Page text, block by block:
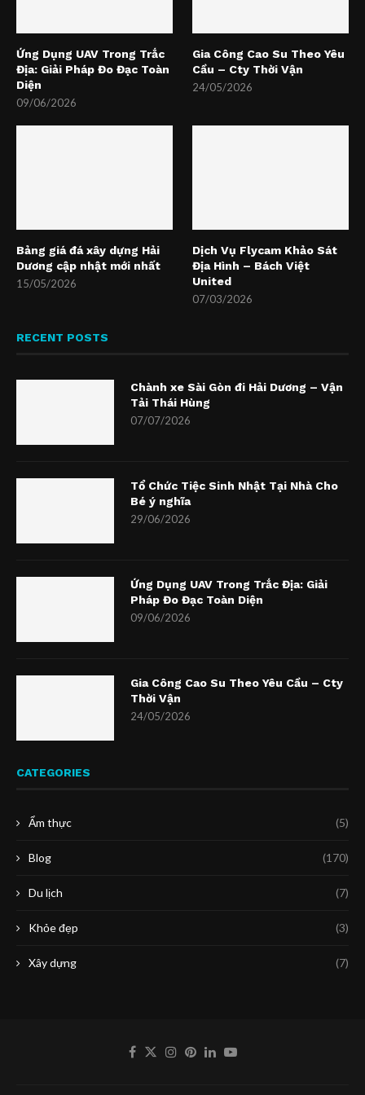
Ứng Dụng UAV Trong Trắc
Địa: Giải Pháp Đo Đạc Toàn
Diện
09/06/2026
Gia Công Cao Su Theo Yêu
Cầu – Cty Thời Vận
24/05/2026
Bảng giá đá xây dựng Hải
Dương cập nhật mới nhất
15/05/2026
Dịch Vụ Flycam Khảo Sát
Địa Hình – Bách Việt
United
07/03/2026
RECENT POSTS
Chành xe Sài Gòn đi Hải Dương – Vận
Tải Thái Hùng
07/07/2026
Tổ Chức Tiệc Sinh Nhật Tại Nhà Cho
Bé ý nghĩa
29/06/2026
Ứng Dụng UAV Trong Trắc Địa: Giải
Pháp Đo Đạc Toàn Diện
09/06/2026
Gia Công Cao Su Theo Yêu Cầu – Cty
Thời Vận
24/05/2026
CATEGORIES
Ẩm thực (5)
Blog (170)
Du lịch (7)
Khỏe đẹp (3)
Xây dựng (7)